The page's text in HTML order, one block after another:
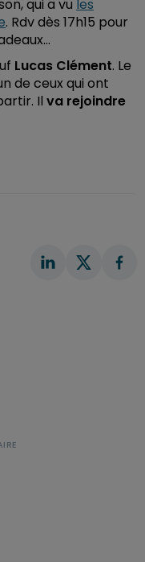
qui a vu les
. Rdv dès 17h15 pour
Lucas Clément. Le
de ceux qui ont
Il va rejoindre